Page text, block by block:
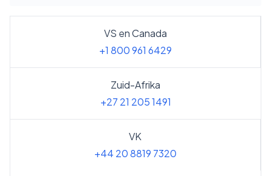
VS en Canada
+1 800 961 6429
Zuid-Afrika
+27 21 205 1491
VK
+44 20 8819 7320